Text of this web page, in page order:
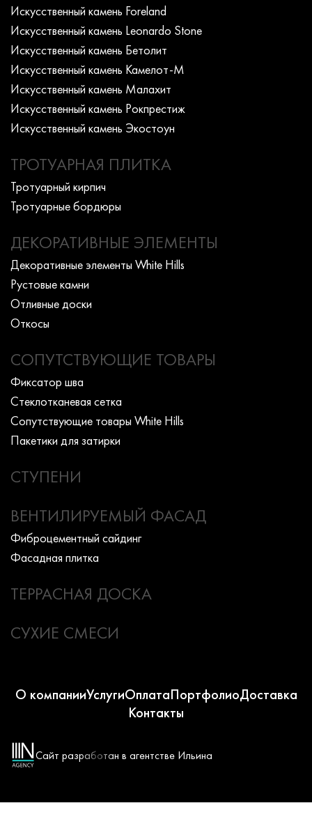
Искусcтвенный камень Foreland
Искусcтвенный камень Leonardo Stone
Искусcтвенный камень Бетолит
Искусcтвенный камень Камелот-М
Искусcтвенный камень Малахит
Искусcтвенный камень Рокпрестиж
Искусcтвенный камень Экостоун
ТРОТУАРНАЯ ПЛИТКА
Тротуарный кирпич
Тротуарные бордюры
ДЕКОРАТИВНЫЕ ЭЛЕМЕНТЫ
Декоративные элементы White Hills
Рустовые камни
Отливные доски
Откосы
СОПУТСТВУЮЩИЕ ТОВАРЫ
Фиксатор шва
Стеклотканевая сетка
Сопутствующие товары White Hills
Пакетики для затирки
СТУПЕНИ
ВЕНТИЛИРУЕМЫЙ ФАСАД
Фиброцементный сайдинг
Фасадная плитка
ТЕРРАСНАЯ ДОСКА
СУХИЕ СМЕСИ
О компанииУслугиОплатаПортфолиоДоставка
Контакты
Сайт разработан в агентстве Ильина